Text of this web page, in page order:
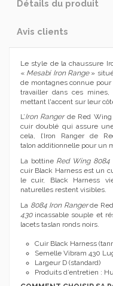
Détails du produit
Avis clients
Le style de la chaussure
« Mesabi Iron Range»
de montagnes connue
travailler dans ces
mettant l'accent sur leur
L’Iron Rangerde Red Wing
cuir doublé qui assure
cela, l’Iron Ranger de
talon additionnelle pour un
La bottine Red Wing 8084
cuir Black Harness est un
le cuir, Black Harness
naturelles restent visibles.
La 8084 Iron Rangerde
430incassable souple et
lacets taslan ronds noirs.
Cuir Black Harness
Semelle Vibram 430
Largeur D (standard)
Produits d’entretien :